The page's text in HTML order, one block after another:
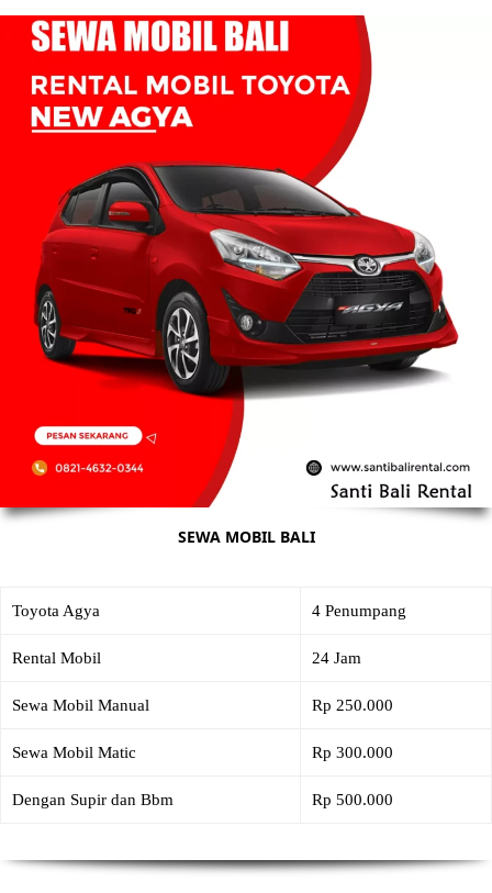
SEWA MOBIL BALI
Toyota Agya 4 Penumpang
Rental Mobil 24 Jam
Sewa Mobil Manual Rp 250.000
Sewa Mobil Matic Rp 300.000
Dengan Supir dan Bbm Rp 500.000